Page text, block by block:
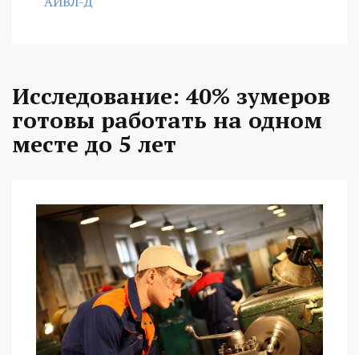
Исследование: 40% зумеров
готовы работать на одном
месте до 5 лет